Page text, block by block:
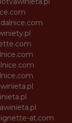
at.com